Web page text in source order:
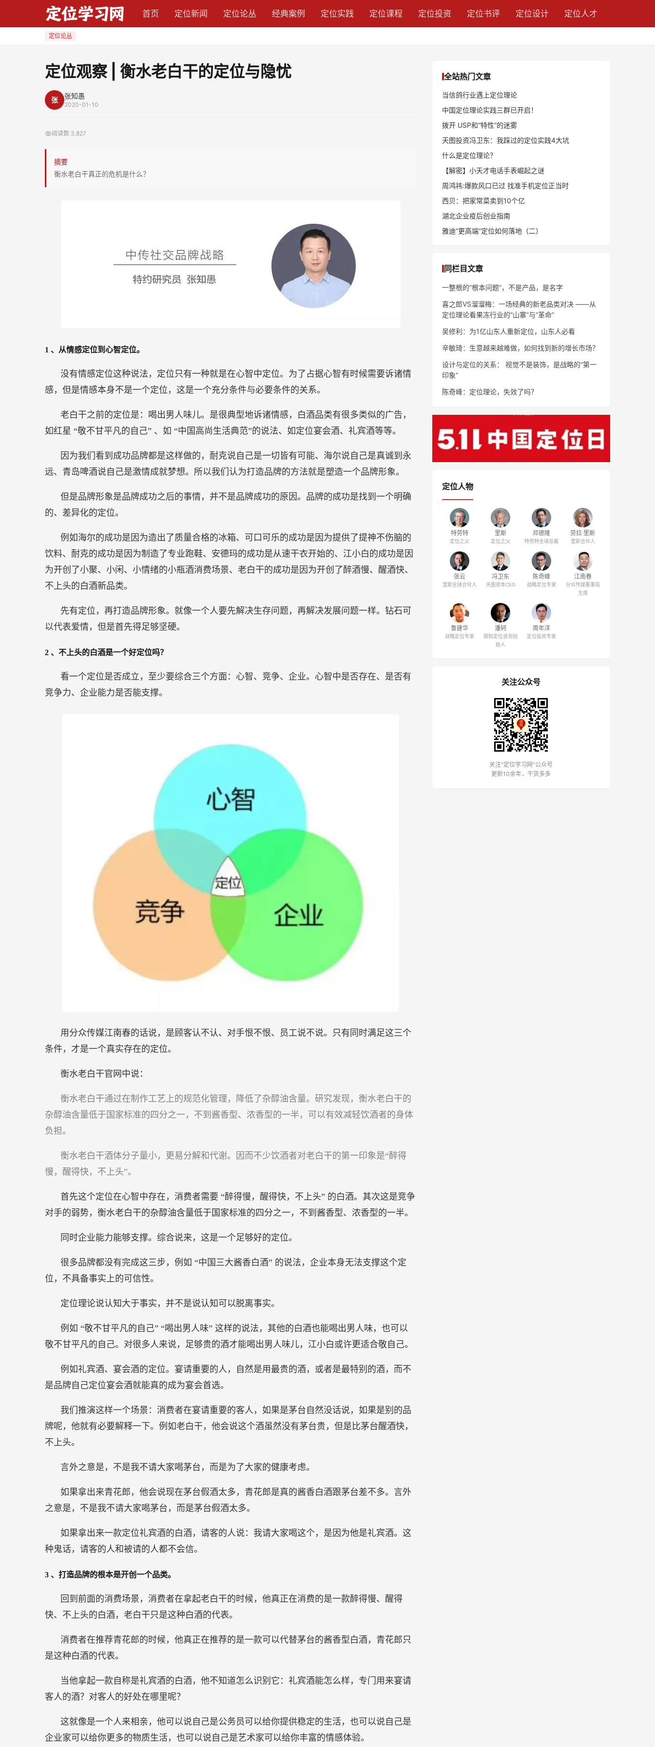
首页 定位新闻 定位论丛 经典案例 定位实践 定位课程 定位投资 定位书评 定位设计 定位人才
定位论丛
定位观察 | 衡水老白干的定位与隐忧
张 张知愚
2020-01-10
阅读数 3,827
摘要
衡水老白干真正的危机是什么？
1 、从情感定位到心智定位。
没有情感定位这种说法，定位只有一种就是在心智中定位。为了占据心智有时候需要诉诸情
感，但是情感本身不是一个定位，这是一个充分条件与必要条件的关系。
老白干之前的定位是：喝出男人味儿。是很典型地诉诸情感，白酒品类有很多类似的广告，
如红星 “敬不甘平凡的自己” 、如 “中国高尚生活典范”的说法、如定位宴会酒、礼宾酒等等。
因为我们看到成功品牌都是这样做的，耐克说自己是一切皆有可能、海尔说自己是真诚到永
远、青岛啤酒说自己是激情成就梦想。所以我们认为打造品牌的方法就是塑造一个品牌形象。
但是品牌形象是品牌成功之后的事情，并不是品牌成功的原因。品牌的成功是找到一个明确
的、差异化的定位。
例如海尔的成功是因为造出了质量合格的冰箱、可口可乐的成功是因为提供了提神不伤脑的
饮料、耐克的成功是因为制造了专业跑鞋、安德玛的成功是从速干衣开始的、江小白的成功是因
为开创了小聚、小闲、小情绪的小瓶酒消费场景、老白干的成功是因为开创了醉酒慢、醒酒快、
不上头的白酒新品类。
先有定位，再打造品牌形象。就像一个人要先解决生存问题，再解决发展问题一样。钻石可
以代表爱情，但是首先得足够坚硬。
2 、不上头的白酒是一个好定位吗？
看一个定位是否成立，至少要综合三个方面：心智、竞争、企业。心智中是否存在、是否有
竞争力、企业能力是否能支撑。
用分众传媒江南春的话说，是顾客认不认、对手恨不恨、员工说不说。只有同时满足这三个
条件，才是一个真实存在的定位。
衡水老白干官网中说：
衡水老白干通过在制作工艺上的规范化管理，降低了杂醇油含量。研究发现，衡水老白干的
杂醇油含量低于国家标准的四分之一，不到酱香型、浓香型的一半，可以有效减轻饮酒者的身体
负担。
衡水老白干酒体分子量小，更易分解和代谢。因而不少饮酒者对老白干的第一印象是“醉得
慢，醒得快，不上头”。
首先这个定位在心智中存在，消费者需要 “醉得慢，醒得快，不上头” 的白酒。其次这是竞争
对手的弱势，衡水老白干的杂醇油含量低于国家标准的四分之一，不到酱香型、浓香型的一半。
同时企业能力能够支撑。综合说来，这是一个足够好的定位。
很多品牌都没有完成这三步，例如 “中国三大酱香白酒” 的说法，企业本身无法支撑这个定
位，不具备事实上的可信性。
定位理论说认知大于事实，并不是说认知可以脱离事实。
例如 “敬不甘平凡的自己” “喝出男人味” 这样的说法，其他的白酒也能喝出男人味，也可以
敬不甘平凡的自己。对很多人来说，足够贵的酒才能喝出男人味儿，江小白或许更适合敬自己。
例如礼宾酒、宴会酒的定位。宴请重要的人，自然是用最贵的酒，或者是最特别的酒，而不
是品牌自己定位宴会酒就能真的成为宴会首选。
我们推演这样一个场景：消费者在宴请重要的客人，如果是茅台自然没话说，如果是别的品
牌呢，他就有必要解释一下。例如老白干，他会说这个酒虽然没有茅台贵，但是比茅台醒酒快，
不上头。
言外之意是，不是我不请大家喝茅台，而是为了大家的健康考虑。
如果拿出来青花郎，他会说现在茅台假酒太多，青花郎是真的酱香白酒跟茅台差不多。言外
之意是，不是我不请大家喝茅台，而是茅台假酒太多。
如果拿出来一款定位礼宾酒的白酒，请客的人说：我请大家喝这个，是因为他是礼宾酒。这
种鬼话，请客的人和被请的人都不会信。
3 、打造品牌的根本是开创一个品类。
回到前面的消费场景，消费者在拿起老白干的时候，他真正在消费的是一款醉得慢、醒得
快、不上头的白酒，老白干只是这种白酒的代表。
消费者在推荐青花郎的时候，他真正在推荐的是一款可以代替茅台的酱香型白酒，青花郎只
是这种白酒的代表。
当他拿起一款自称是礼宾酒的白酒，他不知道怎么识别它：礼宾酒能怎么样，专门用来宴请
客人的酒？对客人的好处在哪里呢？
这就像是一个人来相亲，他可以说自己是公务员可以给你提供稳定的生活，也可以说自己是
企业家可以给你更多的物质生活，也可以说自己是艺术家可以给你丰富的情感体验。
全站热门文章
当信鸽行业遇上定位理论
中国定位理论实践三群已开启！
拨开 USP和“特性”的迷雾
天图投资冯卫东：我踩过的定位实践4大坑
什么是定位理论？
【解密】小天才电话手表崛起之谜
周鸿祎:爆款风口已过 找准手机定位正当时
西贝：把家常菜卖到10个亿
湖北企业疫后创业指南
雅迪“更高端”定位如何落地（二）
同栏目文章
一整根的“根本问题”，不是产品，是名字
喜之郎VS溜溜梅：一场经典的新老品类对决 ——从
定位理论看果冻行业的“山寨”与“革命”
吴修利：为1亿山东人重新定位，山东人必看
辛敏琦：生意越来越难做，如何找到新的增长市场？
设计与定位的关系： 视觉不是装饰，是战略的“第一
印象”
陈奇峰：定位理论，失效了吗？
定位人物
特劳特
定位之父
里斯
定位之父
邓德隆
特劳特全球总裁
劳拉·里斯
里斯合伙人
张云
里斯全球合伙人
冯卫东
天图资本CEO
陈奇峰
战略定位专家
江南春
分众传媒董事局
主席
鲁建华
战略定位专家
潘轲
顺知定位咨询创
始人
周年洋
定位投资专家
关注公众号
关注"定位学习网"公众号
更新10余年，干货多多